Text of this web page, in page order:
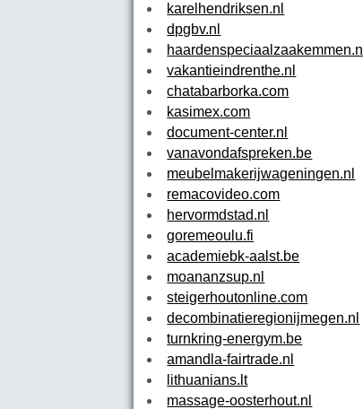
karelhendriksen.nl
dpgbv.nl
haardenspeciaalzaakemmen.nl
vakantieindrenthe.nl
chatabarborka.com
kasimex.com
document-center.nl
vanavondafspreken.be
meubelmakerijwageningen.nl
remacovideo.com
hervormdstad.nl
goremeoulu.fi
academiebk-aalst.be
moananzsup.nl
steigerhoutonline.com
decombinatieregionijmegen.nl
turnkring-energym.be
amandla-fairtrade.nl
lithuanians.lt
massage-oosterhout.nl